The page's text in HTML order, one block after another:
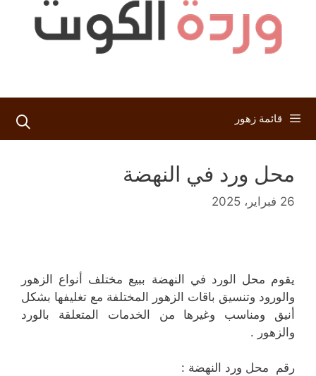
قائمة زهور
محل ورد في النهضة
26 فبراير، 2025
يقوم محل الورد في النهضة ببيع مختلف أنواع الزهور
والورود وتنسيق باقات الزهور المختلفة مع تغليفها بشكل
أنيق ومناسب وغيرها من الخدمات المتعلقة بالورد
والزهور .
رقم محل ورد النهضة :